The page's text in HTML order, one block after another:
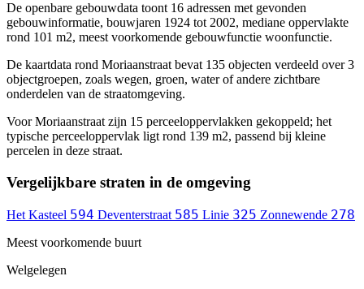
De openbare gebouwdata toont 16 adressen met gevonden
gebouwinformatie, bouwjaren 1924 tot 2002, mediane oppervlakte
rond 101 m2, meest voorkomende gebouwfunctie woonfunctie.
De kaartdata rond Moriaanstraat bevat 135 objecten verdeeld over 3
objectgroepen, zoals wegen, groen, water of andere zichtbare
onderdelen van de straatomgeving.
Voor Moriaanstraat zijn 15 perceeloppervlakken gekoppeld; het
typische perceeloppervlak ligt rond 139 m2, passend bij kleine
percelen in deze straat.
Vergelijkbare straten in de omgeving
Het Kasteel 594 Deventerstraat 585 Linie 325 Zonnewende 278
Meest voorkomende buurt
Welgelegen